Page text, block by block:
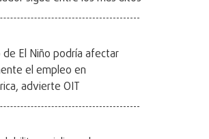
de El Niño podría afectar
el empleo en
advierte OIT